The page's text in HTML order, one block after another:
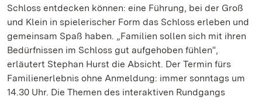
Schloss entdecken können: eine Führung, bei der Groß
und Klein in spielerischer Form das Schloss erleben und
gemeinsam Spaß haben. „Familien sollen sich mit ihren
Bedürfnissen im Schloss gut aufgehoben fühlen“,
erläutert Stephan Hurst die Absicht. Der Termin fürs
Familienerlebnis ohne Anmeldung: immer sonntags um
14.30 Uhr. Die Themen des interaktiven Rundgangs